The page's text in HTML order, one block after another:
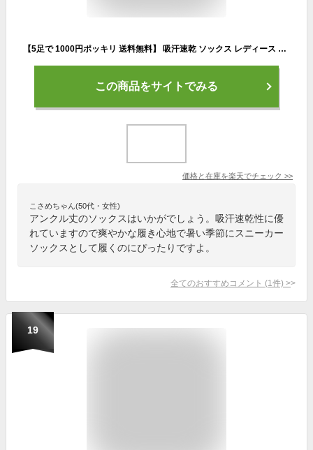
【5足で 1000円ポッキリ 送料無料】 吸汗速乾 ソックス レディース 夏 5足セット 12033 ショート丈 綿混 靴下 スニーカーソックス アンクル クール 涼しい 薄手 くるぶしソックス くつした まとめ買い かわいい シンプル 婦人靴下 ぽっきり ポイント消化 ポイント消費
この商品をサイトでみる
価格と在庫を楽天でチェック >>
こさめちゃん(50代・女性)
アンクル丈のソックスはいかがでしょう。吸汗速乾性に優
れていますので爽やかな履き心地で暑い季節にスニーカー
ソックスとして履くのにぴったりですよ。
全てのおすすめコメント (1 件) >
19